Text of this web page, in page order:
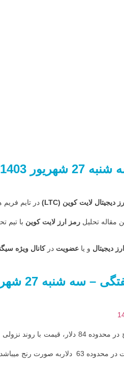
شنبه 27 شهریور 1403
ارز دیجیتال لایت کوین (LTC) در تایم
مقاله تحلیل رمز ارز لایت کوین با تیم
دیجیتال و یا عضویت درکانال ویژه
– سه شنبه 27 شهریور
گزارش قبلی معتبر میباشد.